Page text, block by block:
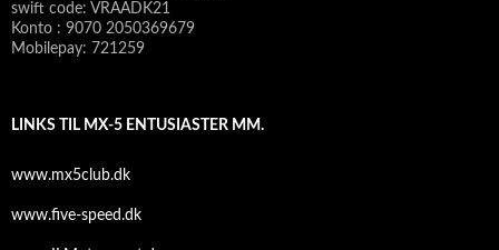
swift code: VRAADK21
Konto : 9070 2050369679
Mobilepay: 721259
LINKS TIL MX-5 ENTUSIASTER MM.
www.mx5club.dk
www.five-speed.dk